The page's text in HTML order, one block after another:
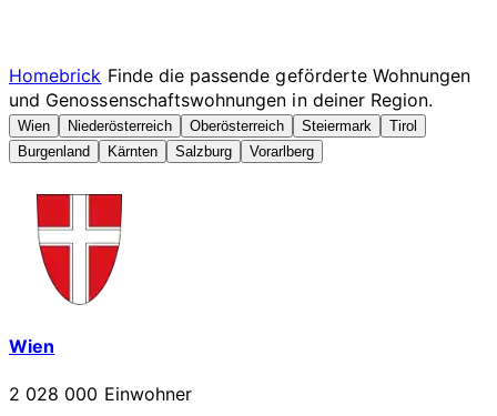
Homebrick Finde die passende geförderte Wohnungen
und Genossenschaftswohnungen in deiner Region.
Wien Niederösterreich Oberösterreich Steiermark
Tirol
Burgenland
Kärnten Salzburg Vorarlberg
Wien
2 028 000 Einwohner